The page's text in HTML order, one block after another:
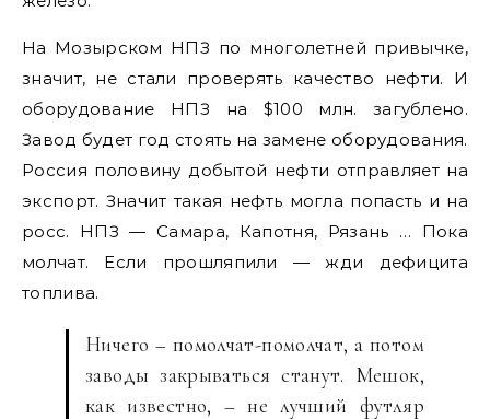
На Мозырском НПЗ по многолетней привычке,
значит, не стали проверять качество нефти. И
оборудование НПЗ на $100 млн. загублено.
Завод будет год стоять на замене оборудования.
Россия половину добытой нефти отправляет на
экспорт. Значит такая нефть могла попасть и на
росс. НПЗ — Самара, Капотня, Рязань … Пока
молчат. Если прошляпили — жди дефицита
топлива.
Ничего – помолчат-помолчат, а потом
заводы закрываться станут. Мешок,
как известно, – не лучший футляр